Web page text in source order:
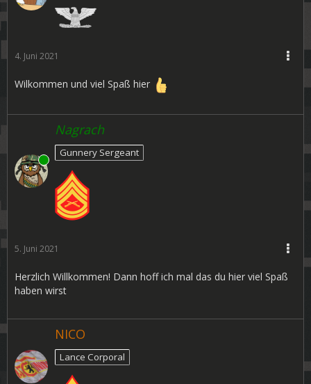
4. Juni 2021
Wilkommen und viel Spaß hier
Online
Nagrach
Gunnery Sergeant
5. Juni 2021
Herzlich Willkommen! Dann hoff ich mal das du hier viel Spaß
haben wirst
NICO
Lance Corporal